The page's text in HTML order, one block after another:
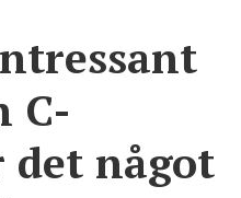
C-
det något